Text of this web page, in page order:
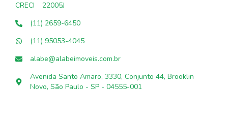
CRECI
22005J
(11) 2659-6450
(11) 95053-4045
alabe@alabeimoveis.com.br
Avenida Santo Amaro, 3330, Conjunto 44, Brooklin
Novo, São Paulo - SP - 04555-001